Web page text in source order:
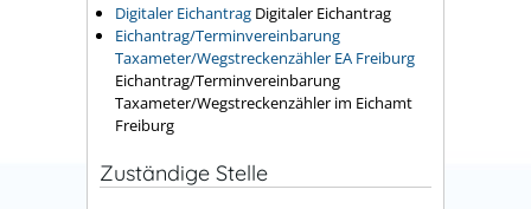
Digitaler Eichantrag Digitaler Eichantrag
Eichantrag/Terminvereinbarung
Taxameter/Wegstreckenzähler EA Freiburg
Eichantrag/Terminvereinbarung
Taxameter/Wegstreckenzähler im Eichamt
Freiburg
Zuständige Stelle